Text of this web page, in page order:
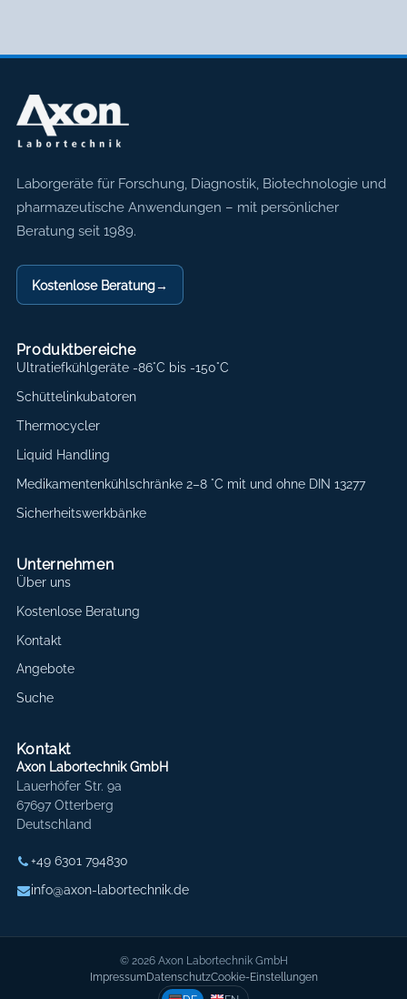
Axon Labortechnik
Laborgeräte für Forschung, Diagnostik, Biotechnologie und
pharmazeutische Anwendungen – mit persönlicher
Beratung seit 1989.
Kostenlose Beratung→
Produktbereiche
Ultratiefkühlgeräte -86°C bis -150°C
Schüttelinkubatoren
Thermocycler
Liquid Handling
Medikamentenkühlschränke 2–8 °C mit und ohne DIN 13277
Sicherheitswerkbänke
Unternehmen
Über uns
Kostenlose Beratung
Kontakt
Angebote
Suche
Kontakt
Axon Labortechnik GmbH
Lauerhöfer Str. 9a
67697 Otterberg
Deutschland
+49 6301 794830
info@axon-labortechnik.de
© 2026 Axon Labortechnik GmbH
ImpressumDatenschutzCookie-Einstellungen